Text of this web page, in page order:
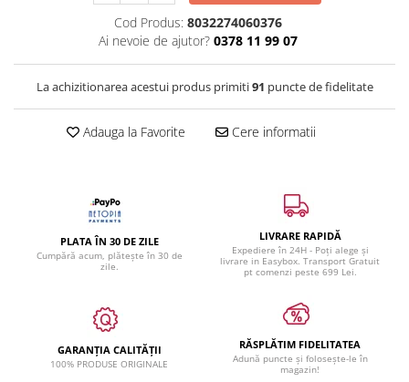
Cod Produs: 8032274060376
Ai nevoie de ajutor? 0378 11 99 07
La achizitionarea acestui produs primiti91 puncte de fidelitate
Adauga la Favorite Cere informatii
PLATA ÎN 30 DE ZILE
Cumpără acum, plătește în 30 de
zile.
LIVRARE RAPIDĂ
Expediere în 24H - Poți alege și
livrare in Easybox. Transport Gratuit
pt comenzi peste 699 Lei.
GARANȚIA CALITĂȚII
100% PRODUSE ORIGINALE
RĂSPLĂTIM FIDELITATEA
Adună puncte și folosește-le în
magazin!